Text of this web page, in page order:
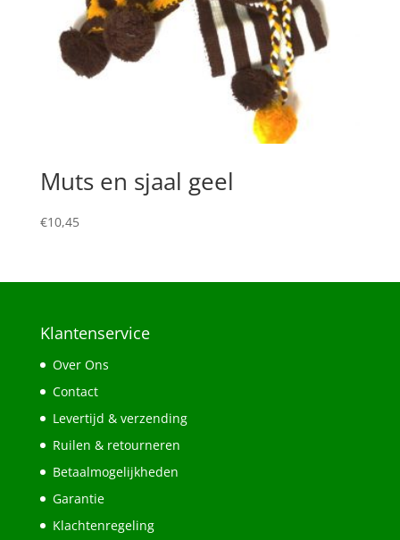
Muts en sjaal geel
€10,45
Klantenservice
Over Ons
Contact
Levertijd & verzending
Ruilen & retourneren
Betaalmogelijkheden
Garantie
Klachtenregeling